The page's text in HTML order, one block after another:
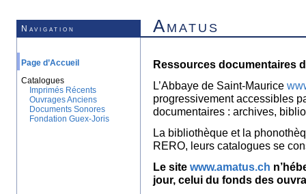
Navigation Amatus
Page d’Accueil
Catalogues
Imprimés Récents
Ouvrages Anciens
Documents Sonores
Fondation Guex-Joris
Ressources documentaires
L’Abbaye de Saint-Maurice
progressivement accessibles
documentaires : archives,
La bibliothèque et la
RERO, leurs catalogues se
Le site www.amatus.ch
jour, celui du fonds des